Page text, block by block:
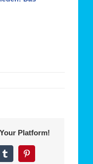
Platform!
Tumblr